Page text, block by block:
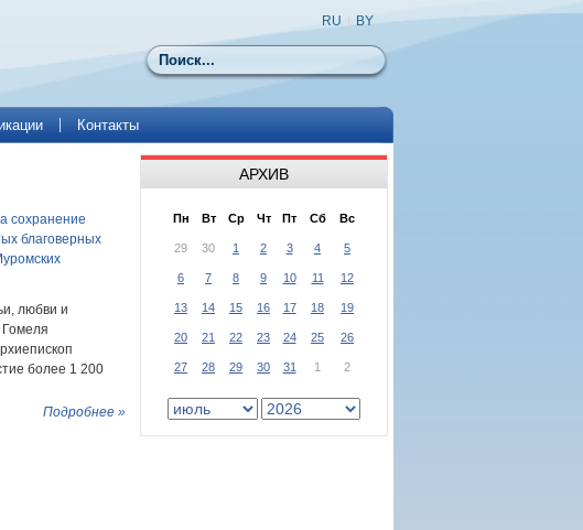
Поиск
RU BY
Контакты
сохранение
благоверных
любви и
более 1 200
Подробнее »
АРХИВ
Пн Вт Ср Чт Пт Сб Вс
29 30 1 2 3 4 5
6 7 8 9 10 11 12
13 14 15 16 17 18 19
20 21 22 23 24 25 26
27 28 29 30 31 1 2